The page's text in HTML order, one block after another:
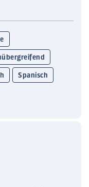
Spanisch